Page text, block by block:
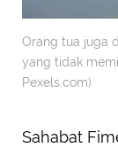
Orang tua juga
yang tidak
Pexels.com)
Sahabat